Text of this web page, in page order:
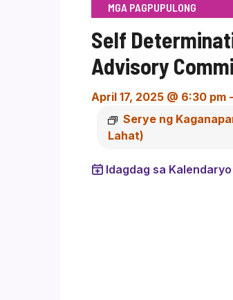
MGA PAGPUPULONG
Self
Advisory
April 17, 2025 @ 6:30 pm -
Serye ng
Lahat)
Idagdag sa Kalendaryo